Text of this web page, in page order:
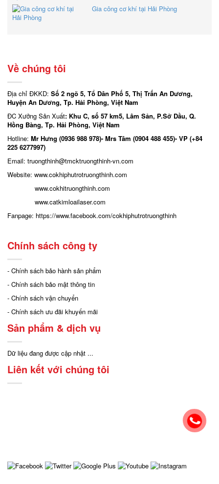
Gia công cơ khí tại Hải Phòng
Về chúng tôi
Địa chỉ ĐKKD: Số 2 ngõ 5, Tổ Dân Phố 5, Thị Trấn An Dương,
Huyện An Dương, Tp. Hải Phòng, Việt Nam
ĐC Xưởng Sản Xuất: Khu C, số 57 km5, Lâm Sản, P.Sở Dầu, Q.
Hồng Bàng, Tp. Hải Phòng, Việt Nam
Hotline: Mr Hưng (0936 988 978)- Mrs Tâm (0904 488 455)- VP (+84
225 6277997)
Email: truongthinh@tmcktruongthinh-vn.com
Website: www.cokhiphutrotruongthinh.com
www.cokhitruongthinh.com
www.catkimloailaser.com
Fanpage: https://www.facebook.com/cokhiphutrotruongthinh
Chính sách công ty
- Chính sách bảo hành sản phẩm
- Chính sách bảo mật thông tin
- Chính sách vận chuyển
- Chính sách ưu đãi khuyến mãi
Sản phẩm & dịch vụ
Dữ liệu đang được cập nhật ...
Liên kết với chúng tôi